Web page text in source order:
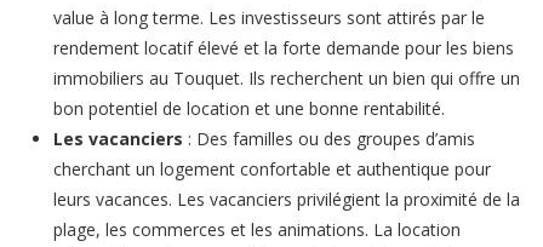
value à long terme. Les investisseurs sont attirés par le
rendement locatif élevé et la forte demande pour les biens
immobiliers au Touquet. Ils recherchent un bien qui offre un
bon potentiel de location et une bonne rentabilité.
Les vacanciers : Des familles ou des groupes d’amis
cherchant un logement confortable et authentique pour
leurs vacances. Les vacanciers privilégient la proximité de la
plage, les commerces et les animations. La location